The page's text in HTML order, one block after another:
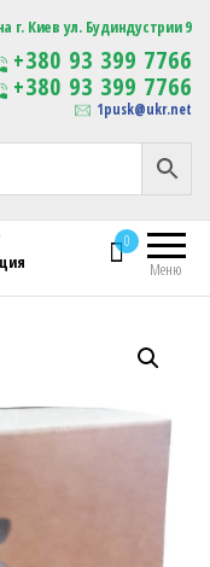
Изготовление
сувенирной продукции
с логотипом
г. Киев ул. Будиндустрии 9
+380 93 399 7766
+380 93 399 7766
1pusk@ukr.net
Меню
0